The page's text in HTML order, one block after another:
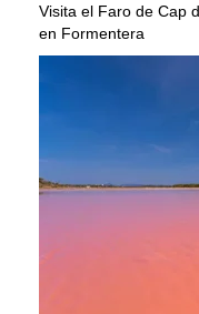
Visita el Faro de Cap
en Formentera